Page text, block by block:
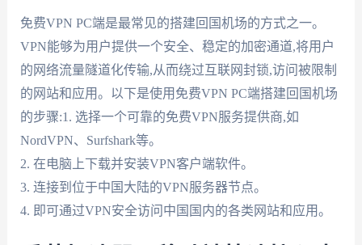
免费VPN PC端是最常见的搭建回国机场的方式之一。
VPN能够为用户提供一个安全、稳定的加密通道,将用户
的网络流量隧道化传输,从而绕过互联网封锁,访问被限制
的网站和应用。以下是使用免费VPN PC端搭建回国机场
的步骤:1. 选择一个可靠的免费VPN服务提供商,如
NordVPN、Surfshark等。
2. 在电脑上下载并安装VPN客户端软件。
3. 连接到位于中国大陆的VPN服务器节点。
4. 即可通过VPN安全访问中国国内的各类网站和应用。